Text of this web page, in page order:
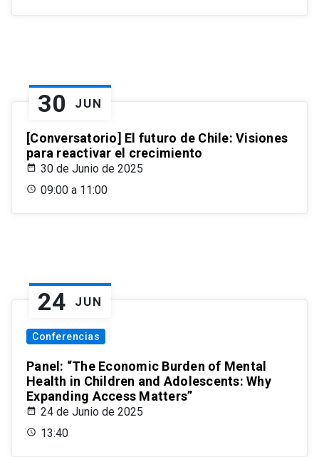
30 JUN
[Conversatorio] El futuro de Chile: Visiones
para reactivar el crecimiento
30 de Junio de 2025
09:00 a 11:00
24 JUN
Conferencias
Panel: “The Economic Burden of Mental
Health in Children and Adolescents: Why
Expanding Access Matters”
24 de Junio de 2025
13:40